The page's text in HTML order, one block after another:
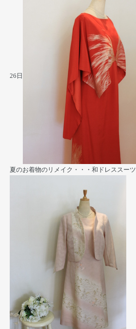
26日
夏のお着物のリメイク・・・和ドレススーツ